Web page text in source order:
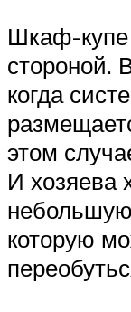
Шкаф-купе
стороной.
когда
этом
И хозяева
которую